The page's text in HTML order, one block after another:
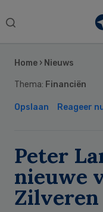
Search
Home › Nieuws
Thema: Financiën
Opslaan Reageer
Peter
nieuwe
Sidebar